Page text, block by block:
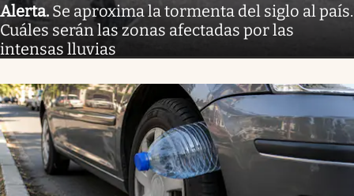
Alerta. Se aproxima la tormenta del siglo al país.
Cuáles serán las zonas afectadas por las
intensas lluvias